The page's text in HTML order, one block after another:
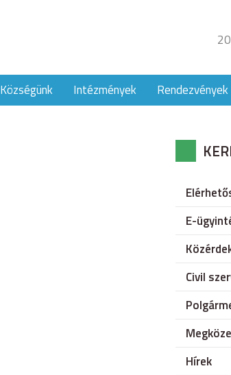
Községünk Intézmények Rendezvények
E-
Civil
Hírek